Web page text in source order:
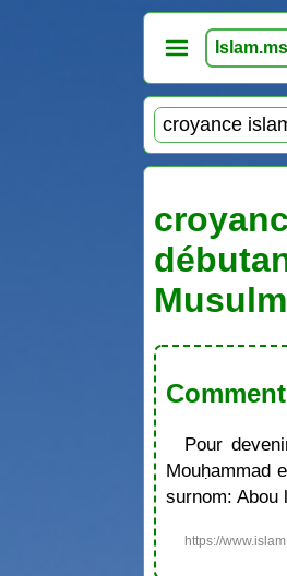
Islam.ms
Pour
Mouḥammad
surnom: Abou
https://